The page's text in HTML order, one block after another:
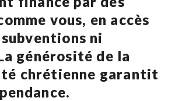
vous, en accès
ni
générosité de la
chrétienne garantit